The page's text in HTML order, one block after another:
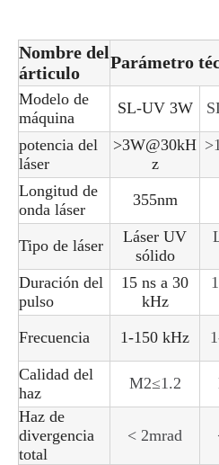
Nombre del
árticulo
Parámetro
Modelo de
máquina
SL-UV 3W
potencia del
láser
>3W@30kH
z
Longitud de
onda láser
355nm
Tipo de láser
Láser UV
sólido
Duración del
pulso
15 ns a 30
kHz
Frecuencia
1-150 kHz
Calidad del
haz
M2≤1.2
Haz de
divergencia
total
< 2mrad